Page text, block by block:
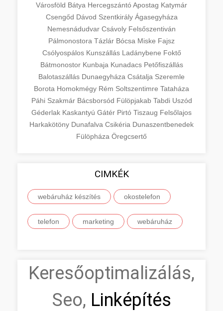
Városföld Bátya HercegszántóApostag Katymár
Csengőd Dávod Szentkirály Ágasegyháza
Nemesnádudvar Csávoly Felsőszentiván
Pálmonostora Tázlár Bócsa Miske Fajsz
Csólyospálos Kunszállás Ladánybene Foktő
Bátmonostor Kunbaja Kunadacs Petőfiszállás
Balotaszállás Dunaegyháza Csátalja Szeremle
Borota Homokmégy Rém Soltszentimre Tataháza
Páhi Szakmár Bácsborsód Fülöpjakab Tabdi Uszód
Géderlak Kaskantyú Gátér Pirtó Tiszaug Felsőlajos
Harkakötöny Dunafalva Csikéria Dunaszentbenedek
Fülöpháza Öregcsertő
CIMKÉK
webáruház készítés okostelefon
telefon marketing webáruház
Keresőoptimalizálás,
Seo, Linképítés